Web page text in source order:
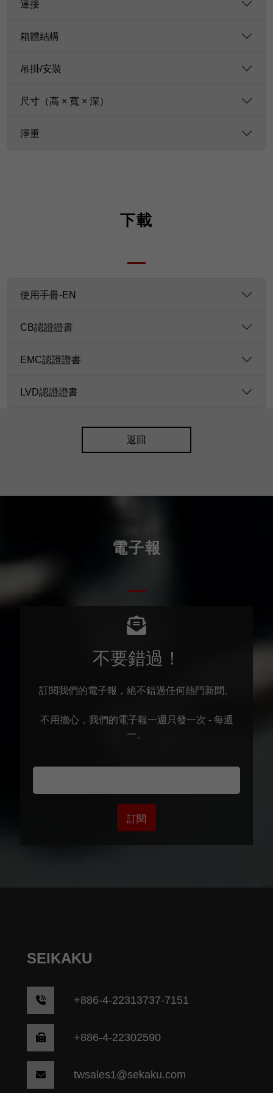
連接
箱體結構
吊掛/安裝
尺寸（高 × 寬 × 深）
淨重
下載
使用手冊-EN
CB認證證書
EMC認證證書
LVD認證證書
返回
電子報
不要錯過！
訂閱我們的電子報，絕不錯過任何熱門新聞。
不用擔心，我們的電子報一週只發一次 - 每週
一。
訂閱
SEIKAKU
+886-4-22313737-7151
+886-4-22302590
twsales1@sekaku.com